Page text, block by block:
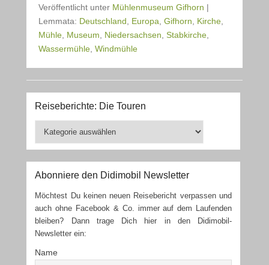
Veröffentlicht unter Mühlenmuseum Gifhorn |
Lemmata: Deutschland Europa Gifhorn Kirche
Mühle Museum Niedersachsen Stabkirche
Wassermühle Windmühle
Reiseberichte: Die Touren
Touren
Abonniere den Didimobil Newsletter
Möchtest Du keinen neuen Reisebericht verpassen und
auch ohne Facebook & Co. immer auf dem Laufenden
bleiben? Dann trage Dich hier in den Didimobil-
Newsletter ein:
Name